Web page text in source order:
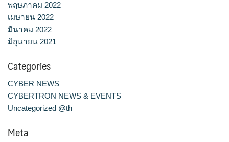
พฤษภาคม 2022
เมษายน 2022
มีนาคม 2022
มิถุนายน 2021
Categories
CYBER NEWS
CYBERTRON NEWS & EVENTS
Uncategorized @th
Meta